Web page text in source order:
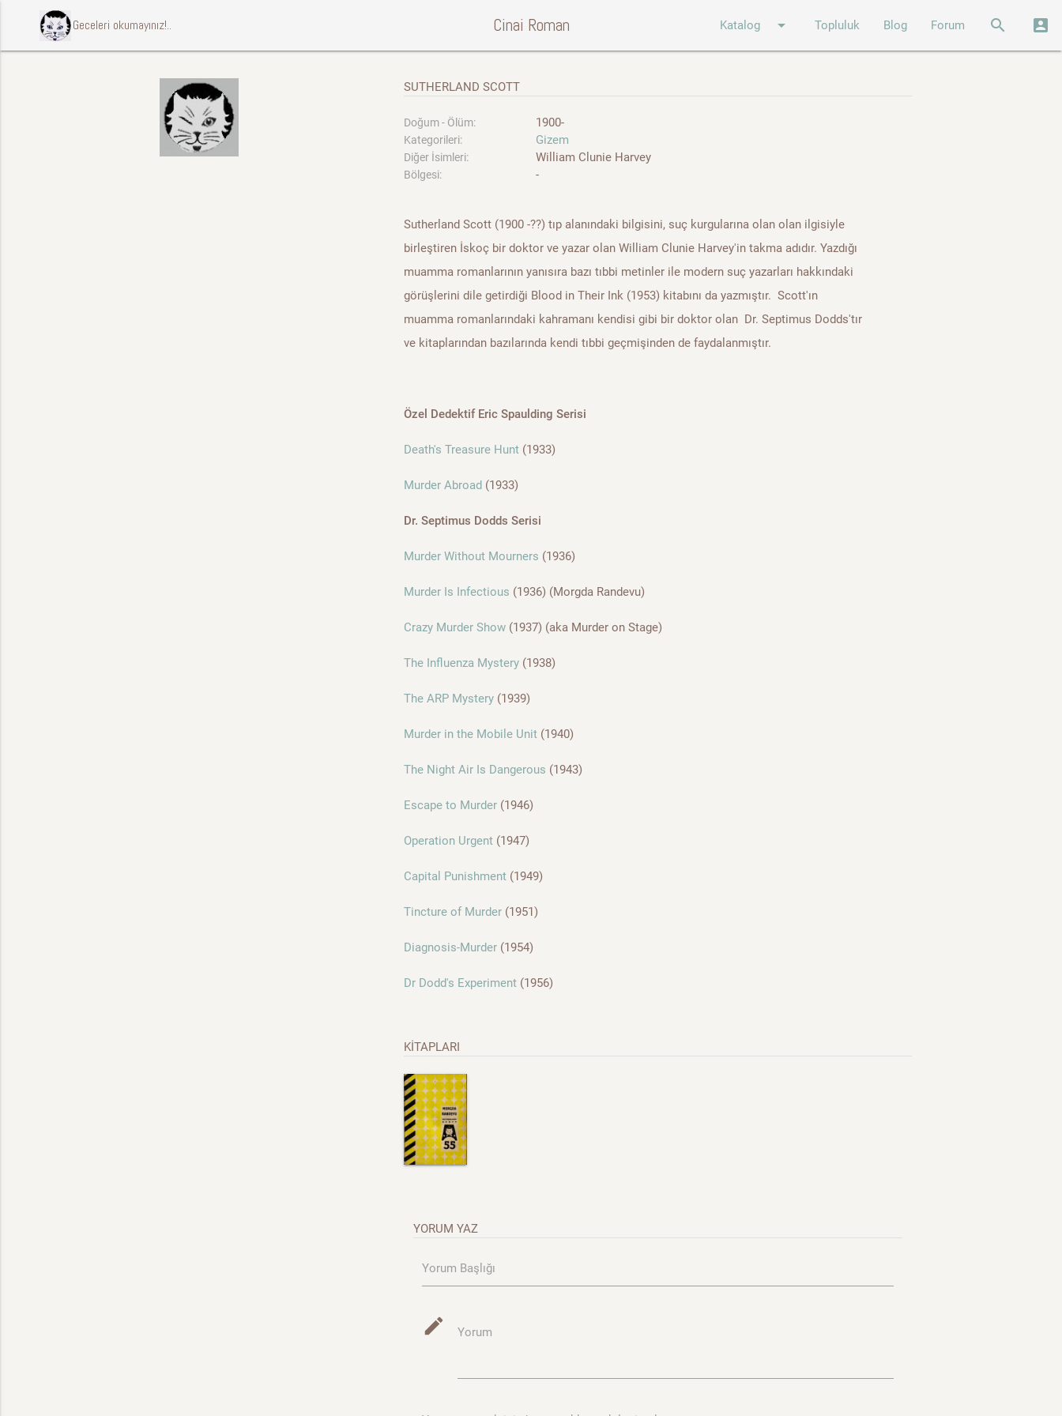
ccccci Geceleri okumayınız!.. Cinai Roman Katalog arrow_drop_down Topluluk Blog Forum search account_box
SUTHERLAND SCOTT
Doğum - Ölüm: 1900-
Kategorileri: Gizem
Diğer İsimleri: William Clunie Harvey
Bölgesi: -
Sutherland Scott (1900 -??) tıp alanındaki bilgisini, suç kurgularına olan olan ilgisiyle
birleştiren İskoç bir doktor ve yazar olan William Clunie Harvey'in takma adıdır. Yazdığı
muamma romanlarının yanısıra bazı tıbbi metinler ile modern suç yazarları hakkındaki
görüşlerini dile getirdiği Blood in Their Ink (1953) kitabını da yazmıştır. Scott'ın
muamma romanlarındaki kahramanı kendisi gibi bir doktor olan Dr. Septimus Dodds'tır
ve kitaplarından bazılarında kendi tıbbi geçmişinden de faydalanmıştır.
Özel Dedektif Eric Spaulding Serisi
Death's Treasure Hunt (1933)
Murder Abroad (1933)
Dr. Septimus Dodds Serisi
Murder Without Mourners (1936)
Murder Is Infectious (1936) (Morgda Randevu)
Crazy Murder Show (1937) (aka Murder on Stage)
The Influenza Mystery (1938)
The ARP Mystery (1939)
Murder in the Mobile Unit (1940)
The Night Air Is Dangerous (1943)
Escape to Murder (1946)
Operation Urgent (1947)
Capital Punishment (1949)
Tincture of Murder (1951)
Diagnosis-Murder (1954)
Dr Dodd's Experiment (1956)
KİTAPLARI
YORUM YAZ
Yorum Başlığı
mode_edit Yorum